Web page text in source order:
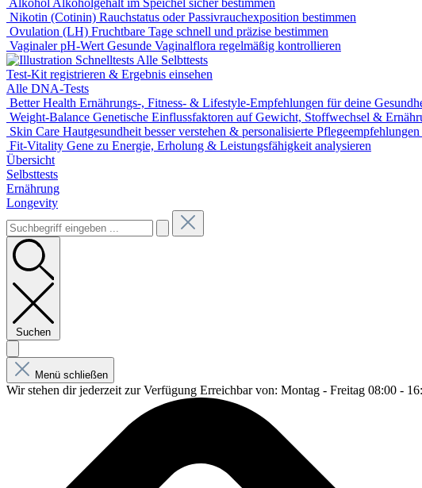
Alkohol Alkoholgehalt im Speichel sicher bestimmen
Nikotin (Cotinin) Rauchstatus oder Passivrauchexposition bestimmen
Ovulation (LH) Fruchtbare Tage schnell und präzise bestimmen
Vaginaler pH-Wert Gesunde Vaginalflora regelmäßig kontrollieren
Alle Selbttests
Test-Kit registrieren & Ergebnis einsehen
Alle DNA-Tests
Better Health Ernährungs-, Fitness- & Lifestyle-Empfehlungen für deine
Weight-Balance Genetische Einflussfaktoren auf Gewicht, Stoffwechsel &
Skin Care Hautgesundheit besser verstehen & personalisierte Pflegeempfehlungen
Fit-Vitality Gene zu Energie, Erholung & Leistungsfähigkeit analysieren
Übersicht
Selbsttests
Ernährung
Longevity
Suchen
Menü schließen
Wir stehen dir jederzeit zur Verfügung Erreichbar von: Montag - Freitag 08:00 -